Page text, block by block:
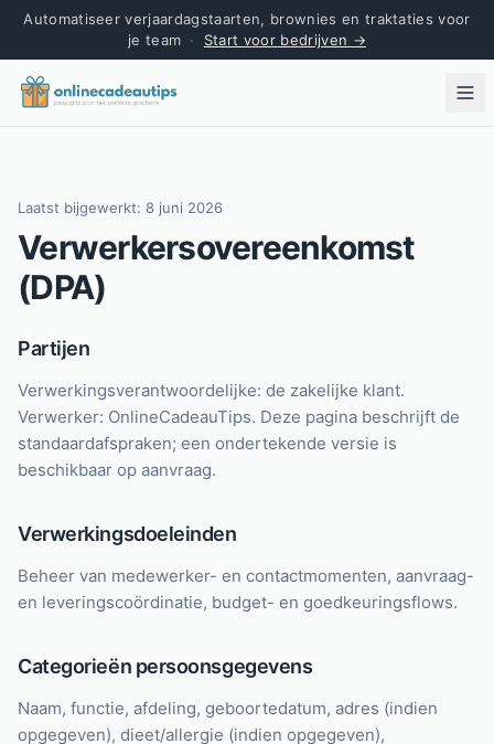
Automatiseer verjaardagstaarten, brownies en traktaties voor
je team · Start voor bedrijven →
Laatst bijgewerkt: 8 juni 2026
Verwerkersovereenkomst
(DPA)
Partijen
Verwerkingsverantwoordelijke: de zakelijke klant.
Verwerker: OnlineCadeauTips. Deze pagina beschrijft de
standaardafspraken; een ondertekende versie is
beschikbaar op aanvraag.
Verwerkingsdoeleinden
Beheer van medewerker- en contactmomenten, aanvraag-
en leveringscoördinatie, budget- en goedkeuringsflows.
Categorieën persoonsgegevens
Naam, functie, afdeling, geboortedatum, adres (indien
opgegeven), dieet/allergie (indien opgegeven),